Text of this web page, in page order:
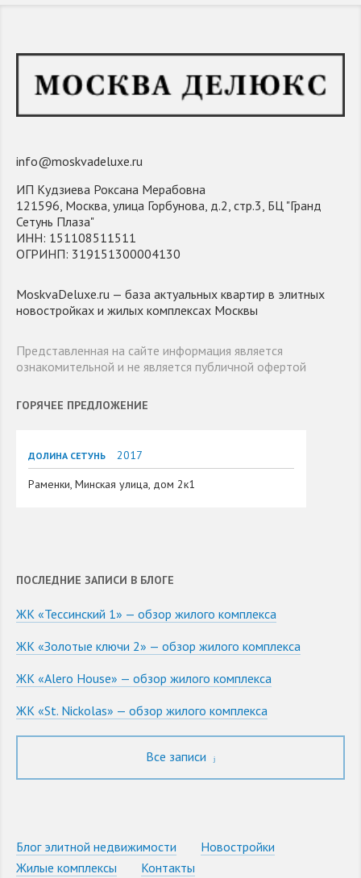
info@moskvadeluxe.ru
ИП Кудзиева Роксана Мерабовна
121596, Москва, улица Горбунова, д.2, стр.3, БЦ "Гранд
Сетунь Плаза"
ИНН: 151108511511
ОГРИНП: 319151300004130
MoskvaDeluxe.ru — база актуальных квартир в элитных
новостройках и жилых комплексах Москвы
Представленная на сайте информация является
ознакомительной и не является публичной офертой
ГОРЯЧЕЕ ПРЕДЛОЖЕНИЕ
ДОЛИНА СЕТУНЬ
2017
Раменки, Минская улица, дом 2к1
ПОСЛЕДНИЕ ЗАПИСИ В БЛОГЕ
ЖК «Тессинский 1» — обзор жилого комплекса
ЖК «Золотые ключи 2» — обзор жилого комплекса
ЖК «Alero House» — обзор жилого комплекса
ЖК «St. Nickolas» — обзор жилого комплекса
Все записи
Блог элитной недвижимости
Новостройки
Жилые комплексы
Контакты